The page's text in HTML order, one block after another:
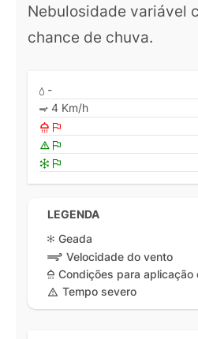
Nebulosidade variável
chance de chuva.
-
4 Km/h
LEGENDA
Geada
Velocidade do vento
Condições para aplicação
Tempo severo